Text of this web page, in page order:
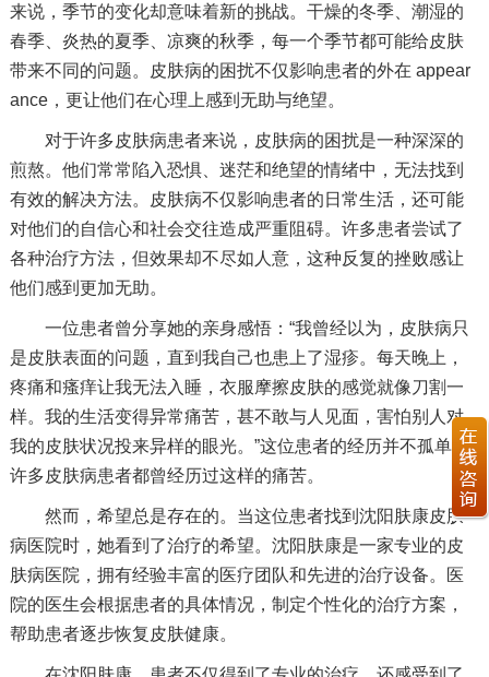
来说，季节的变化却意味着新的挑战。干燥的冬季、潮湿的
春季、炎热的夏季、凉爽的秋季，每一个季节都可能给皮肤
带来不同的问题。皮肤病的困扰不仅影响患者的外在 appear
ance，更让他们在心理上感到无助与绝望。
对于许多皮肤病患者来说，皮肤病的困扰是一种深深的
煎熬。他们常常陷入恐惧、迷茫和绝望的情绪中，无法找到
有效的解决方法。皮肤病不仅影响患者的日常生活，还可能
对他们的自信心和社会交往造成严重阻碍。许多患者尝试了
各种治疗方法，但效果却不尽如人意，这种反复的挫败感让
他们感到更加无助。
一位患者曾分享她的亲身感悟：“我曾经以为，皮肤病只
是皮肤表面的问题，直到我自己也患上了湿疹。每天晚上，
疼痛和瘙痒让我无法入睡，衣服摩擦皮肤的感觉就像刀割一
样。我的生活变得异常痛苦，甚不敢与人见面，害怕别人对
我的皮肤状况投来异样的眼光。”这位患者的经历并不孤单，
许多皮肤病患者都曾经历过这样的痛苦。
然而，希望总是存在的。当这位患者找到沈阳肤康皮肤
病医院时，她看到了治疗的希望。沈阳肤康是一家专业的皮
肤病医院，拥有经验丰富的医疗团队和先进的治疗设备。医
院的医生会根据患者的具体情况，制定个性化的治疗方案，
帮助患者逐步恢复皮肤健康。